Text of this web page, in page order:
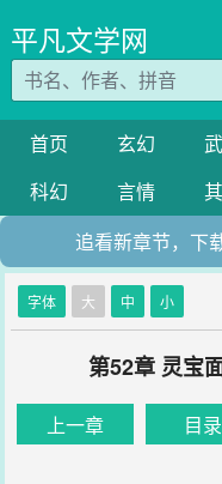
平凡文学网
首页 玄幻
科幻
言情
追看新章节，下
字体 大 中 小
第52章 灵宝
上一章 目录